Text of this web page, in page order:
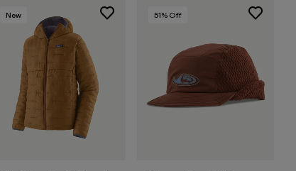
New 51% Off